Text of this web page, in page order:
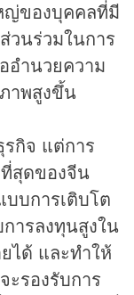
ญ่ของบุคคลที่มี
วนร่วมในการ
อำนวยความ
าพสูงขึ้น
กิจ แต่การ
สุดของจีน
บการเติบโต
ารลงทุนสูงใน
ได้ และทำให้
ะรองรับการ